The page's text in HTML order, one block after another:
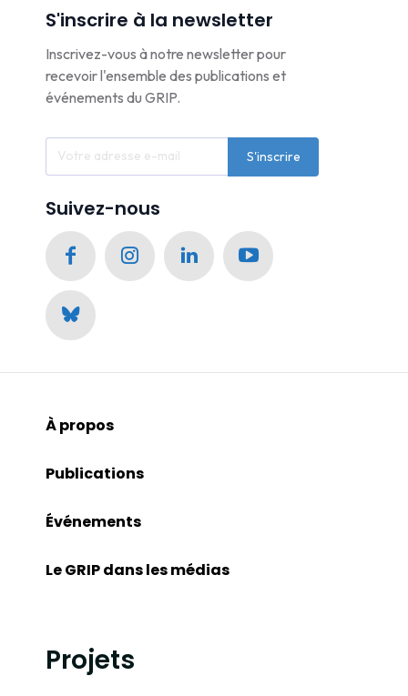
S'inscrire à la newsletter
Inscrivez-vous à notre newsletter pour
recevoir l'ensemble des publications et
événements du GRIP.
S'inscrire
Suivez-nous
À propos
Publications
Événements
Le GRIP dans les médias
Projets